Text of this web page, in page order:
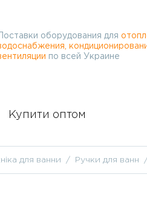
Поставки оборудования для
по всей Украине
Купити оптом
для ванни Ручки для ванн